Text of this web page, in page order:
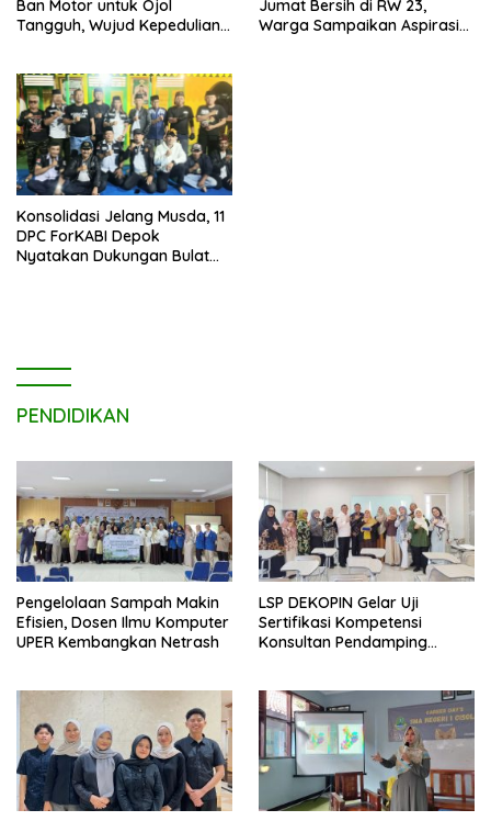
Ban Motor untuk Ojol
Tangguh, Wujud Kepedulian
Jumat Bersih di RW 23,
Warga Sampaikan Aspirasi
Konsolidasi Jelang Musda, 11
DPC ForKABI Depok
Nyatakan Dukungan Bulat
PENDIDIKAN
Pengelolaan Sampah Makin
Efisien, Dosen Ilmu Komputer
UPER Kembangkan Netrash
LSP DEKOPIN Gelar Uji
Sertifikasi Kompetensi
Konsultan Pendamping